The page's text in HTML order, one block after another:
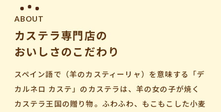
ABOUT
カステラ専門店の
おいしさのこだわり
スペイン語で（羊のカスティーリャ）を意味する 「デ
カルネロ カステ」のカステラは、羊の女の子が焼く
カステラ王国の贈り物。 ふわふわ、もこもこした小麦